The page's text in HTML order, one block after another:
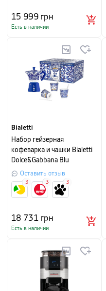
15 999грн
Есть в наличии
Bialetti
Набор гейзерная
кофеварка и чашки Bialetti
Dolce&Gabbana Blu
Mediterraneo, объем 0,27 л,
7 пр.
Оставить отзыв
18 731грн
Есть в наличии
3 3 3